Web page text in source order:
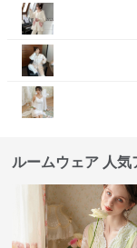
ルームウェア 人気